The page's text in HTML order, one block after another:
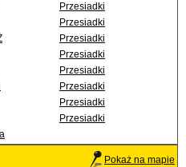
Przesiadki
Przesiadki
Przesiadki
Przesiadki
Przesiadki
Przesiadki
Przesiadki
Przesiadki
Pokaż na mapie